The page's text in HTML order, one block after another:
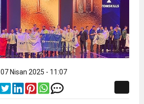
07 Nisan 2025 - 11:07